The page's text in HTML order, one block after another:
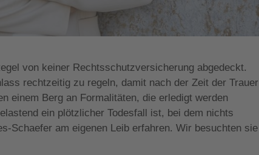
von keiner Rechtsschutzversicherung abgedeckt.
rechtzeitig zu regeln, damit nach der Zeit der Trauer
einem Berg an Formalitäten, die erledigt werden
ein plötzlicher Todesfall ist, bei dem nichts
Schaefer am eigenen Leib erfahren. Wir besuchten sie